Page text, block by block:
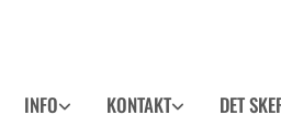
INFO KONTAKT DET